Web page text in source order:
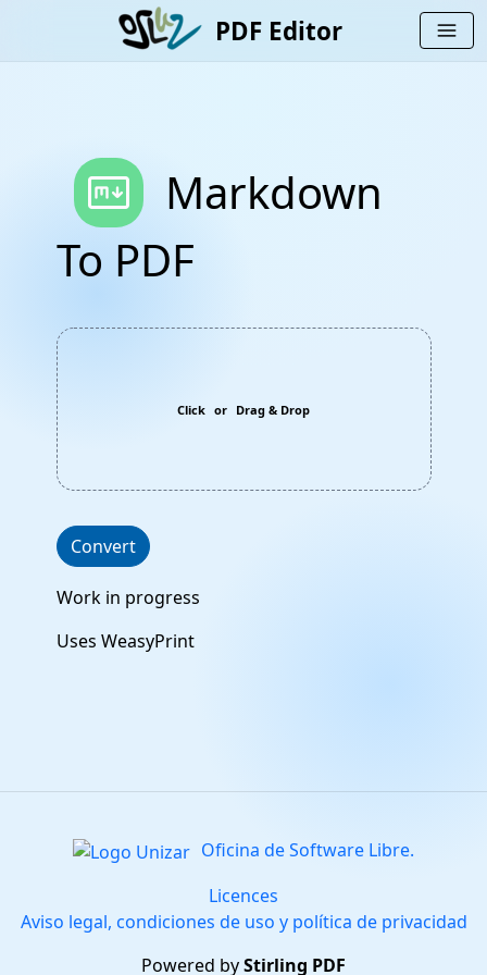
PDF Editor menu
markdown
Markdown
To PDF
Click or Drag & Drop
Convert
Work in progress
Uses WeasyPrint
Oficina de Software Libre.
Licences
Aviso legal, condiciones de uso y política de privacidad
Powered byStirling PDF